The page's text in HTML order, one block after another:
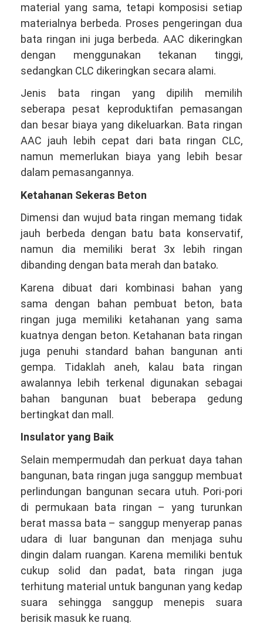
material yang sama, tetapi komposisi setiap
materialnya berbeda. Proses pengeringan dua
bata ringan ini juga berbeda. AAC dikeringkan
dengan menggunakan tekanan tinggi,
sedangkan CLC dikeringkan secara alami.
Jenis bata ringan yang dipilih memilih
seberapa pesat keproduktifan pemasangan
dan besar biaya yang dikeluarkan. Bata ringan
AAC jauh lebih cepat dari bata ringan CLC,
namun memerlukan biaya yang lebih besar
dalam pemasangannya.
Ketahanan Sekeras Beton
Dimensi dan wujud bata ringan memang tidak
jauh berbeda dengan batu bata konservatif,
namun dia memiliki berat 3x lebih ringan
dibanding dengan bata merah dan batako.
Karena dibuat dari kombinasi bahan yang
sama dengan bahan pembuat beton, bata
ringan juga memiliki ketahanan yang sama
kuatnya dengan beton. Ketahanan bata ringan
juga penuhi standard bahan bangunan anti
gempa. Tidaklah aneh, kalau bata ringan
awalannya lebih terkenal digunakan sebagai
bahan bangunan buat beberapa gedung
bertingkat dan mall.
Insulator yang Baik
Selain mempermudah dan perkuat daya tahan
bangunan, bata ringan juga sanggup membuat
perlindungan bangunan secara utuh. Pori-pori
di permukaan bata ringan – yang turunkan
berat massa bata – sanggup menyerap panas
udara di luar bangunan dan menjaga suhu
dingin dalam ruangan. Karena memiliki bentuk
cukup solid dan padat, bata ringan juga
terhitung material untuk bangunan yang kedap
suara sehingga sanggup menepis suara
berisik masuk ke ruang.